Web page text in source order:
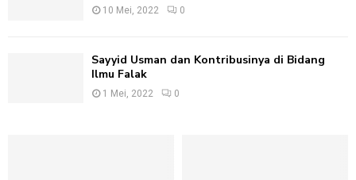
10 Mei, 2022 0
Sayyid Usman dan Kontribusinya di Bidang
Ilmu Falak
1 Mei, 2022 0